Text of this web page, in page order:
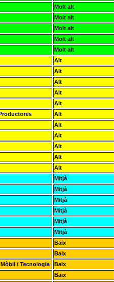
Molt alt
Molt alt
Molt alt
Molt alt
Molt alt
Alt
Alt
Alt
Alt
Alt
Alt
Alt
Alt
Alt
Alt
Alt
Mitjà
Mitjà
Mitjà
Mitjà
Mitjà
Mitjà
Baix
Baix
i Tecnologia Baix
Baix